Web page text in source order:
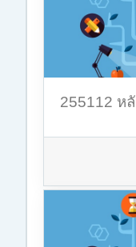
255112 ห